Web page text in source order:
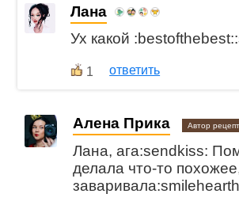
Лана
Ух какой
1 ответить
Алена Прика Автор
Лана, ага:sendkiss:
делала что-то